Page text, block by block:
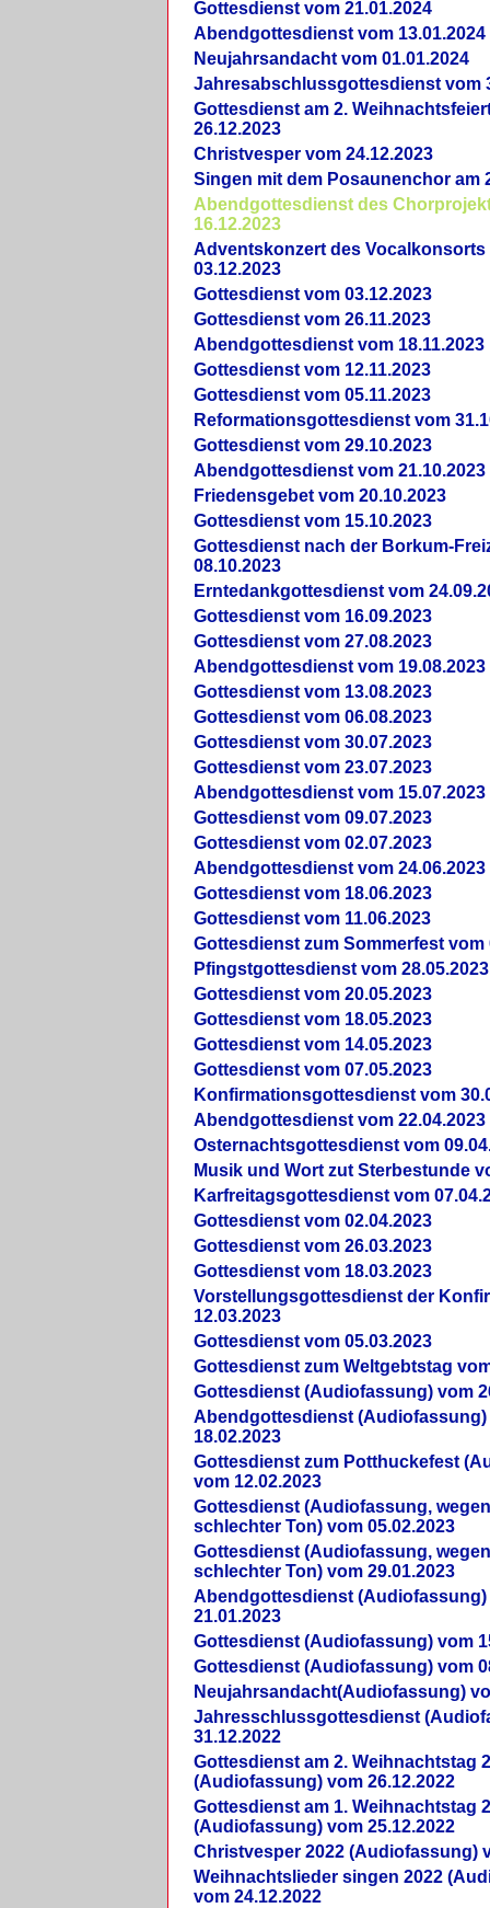
Gottesdienst vom 21.01.2024
Abendgottesdienst vom 13.01.2024
Neujahrsandacht vom 01.01.2024
Jahresabschlussgottesdienst vom
Gottesdienst am 2.
26.12.2023
Christvesper vom 24.12.2023
Singen mit dem Posaunenchor am
Abendgottesdienst des
16.12.2023
Adventskonzert des Vocalkonsorts
03.12.2023
Gottesdienst vom 03.12.2023
Gottesdienst vom 26.11.2023
Abendgottesdienst vom 18.11.2023
Gottesdienst vom 12.11.2023
Gottesdienst vom 05.11.2023
Reformationsgottesdienst vom
Gottesdienst vom 29.10.2023
Abendgottesdienst vom 21.10.2023
Friedensgebet vom 20.10.2023
Gottesdienst vom 15.10.2023
Gottesdienst nach der Borkum-
08.10.2023
Erntedankgottesdienst vom
Gottesdienst vom 16.09.2023
Gottesdienst vom 27.08.2023
Abendgottesdienst vom 19.08.2023
Gottesdienst vom 13.08.2023
Gottesdienst vom 06.08.2023
Gottesdienst vom 30.07.2023
Gottesdienst vom 23.07.2023
Abendgottesdienst vom 15.07.2023
Gottesdienst vom 09.07.2023
Gottesdienst vom 02.07.2023
Abendgottesdienst vom 24.06.2023
Gottesdienst vom 18.06.2023
Gottesdienst vom 11.06.2023
Gottesdienst zum Sommerfest vom
Pfingstgottesdienst vom 28.05.2023
Gottesdienst vom 20.05.2023
Gottesdienst vom 18.05.2023
Gottesdienst vom 14.05.2023
Gottesdienst vom 07.05.2023
Konfirmationsgottesdienst vom
Abendgottesdienst vom 22.04.2023
Osternachtsgottesdienst vom
Musik und Wort zut Sterbestunde
Karfreitagsgottesdienst vom
Gottesdienst vom 02.04.2023
Gottesdienst vom 26.03.2023
Gottesdienst vom 18.03.2023
Vorstellungsgottesdienst der
12.03.2023
Gottesdienst vom 05.03.2023
Gottesdienst zum Weltgebtstag
Gottesdienst (Audiofassung) vom
Abendgottesdienst (Audiofassung)
18.02.2023
Gottesdienst zum Potthuckefest
vom 12.02.2023
Gottesdienst (Audiofassung,
schlechter Ton) vom 05.02.2023
Gottesdienst (Audiofassung,
schlechter Ton) vom 29.01.2023
Abendgottesdienst (Audiofassung)
21.01.2023
Gottesdienst (Audiofassung) vom
Gottesdienst (Audiofassung) vom
Neujahrsandacht(Audiofassung)
Jahresschlussgottesdienst
31.12.2022
Gottesdienst am 2. Weihnachtstag
(Audiofassung) vom 26.12.2022
Gottesdienst am 1. Weihnachtstag
(Audiofassung) vom 25.12.2022
Christvesper 2022 (Audiofassung)
Weihnachtslieder singen 2022
vom 24.12.2022